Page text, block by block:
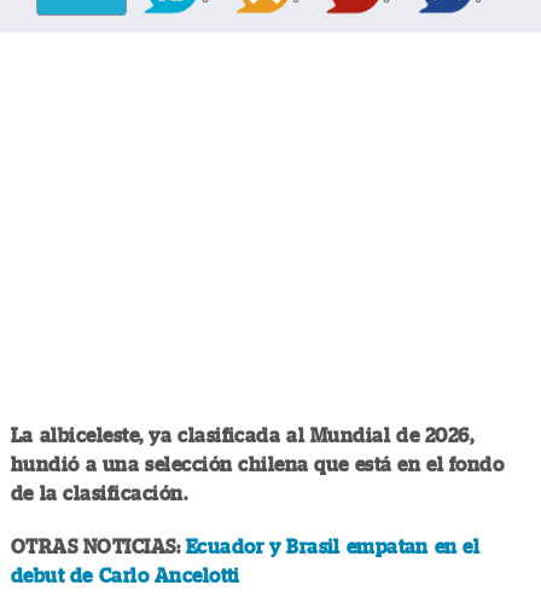
La albiceleste, ya clasificada al Mundial de 2026,
hundió a una selección chilena que está en el fondo
de la clasificación.
OTRAS NOTICIAS: Ecuador y Brasil empatan en el
debut de Carlo Ancelotti